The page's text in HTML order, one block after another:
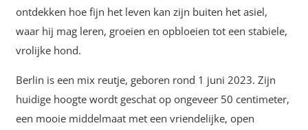
ontdekken hoe fijn het leven kan zijn buiten het asiel,
waar hij mag leren, groeien en opbloeien tot een stabiele,
vrolijke hond.
Berlin is een mix reutje, geboren rond 1 juni 2023. Zijn
huidige hoogte wordt geschat op ongeveer 50 centimeter,
een mooie middelmaat met een vriendelijke, open